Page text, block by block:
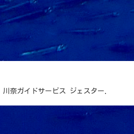
奈ガイドサービス ジェスター.